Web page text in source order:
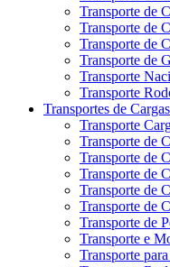
Transporte de
Transporte de
Transporte de
Transporte de
Transporte
Transporte
Transportes de Cargas
Transporte
Transporte de
Transporte de
Transporte de
Transporte de
Transporte de
Transporte de
Transporte e
Transporte